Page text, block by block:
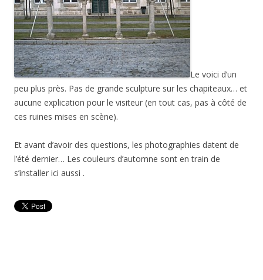
Le voici d’un
peu plus près. Pas de grande sculpture sur les chapiteaux… et
aucune explication pour le visiteur (en tout cas, pas à côté de
ces ruines mises en scène).
Et avant d’avoir des questions, les photographies datent de
l’été dernier… Les couleurs d’automne sont en train de
s’installer ici aussi .